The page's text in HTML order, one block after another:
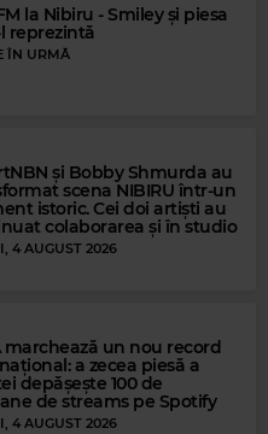
DI BLU (VOLARE)
la Nibiru - Smiley și piesa
reprezintă
ÎN URMĂ
și Bobby Shmurda au
scena NIBIRU într-un
istoric. Cei doi artiști au
colaborarea și în studio
4 AUGUST 2026
marchează un nou record
a zecea piesă a
depășește 100 de
de streams pe Spotify
4 AUGUST 2026